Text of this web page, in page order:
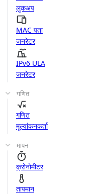
लुकअप
MAC पता
जनरेटर
IPv6 ULA
जनरेटर
गणित
गणित
मूल्यांकनकर्ता
मापन
क्रोनोमीटर
तापमान